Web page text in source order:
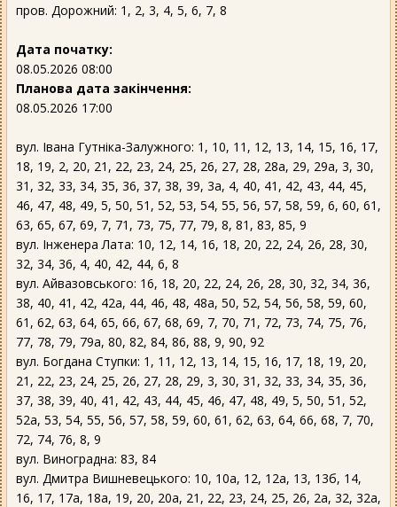
пров. Дорожний: 1, 2, 3, 4, 5, 6, 7, 8
Дата початку:
08.05.2026 08:00
Планова дата закінчення:
08.05.2026 17:00
вул. Івана Гутніка-Залужного: 1, 10, 11, 12, 13, 14, 15, 16, 17,
18, 19, 2, 20, 21, 22, 23, 24, 25, 26, 27, 28, 28а, 29, 29а, 3, 30,
31, 32, 33, 34, 35, 36, 37, 38, 39, 3а, 4, 40, 41, 42, 43, 44, 45,
46, 47, 48, 49, 5, 50, 51, 52, 53, 54, 55, 56, 57, 58, 59, 6, 60, 61,
63, 65, 67, 69, 7, 71, 73, 75, 77, 79, 8, 81, 83, 85, 9
вул. Інженера Лата: 10, 12, 14, 16, 18, 20, 22, 24, 26, 28, 30,
32, 34, 36, 4, 40, 42, 44, 6, 8
вул. Айвазовського: 16, 18, 20, 22, 24, 26, 28, 30, 32, 34, 36,
38, 40, 41, 42, 42а, 44, 46, 48, 48а, 50, 52, 54, 56, 58, 59, 60,
61, 62, 63, 64, 65, 66, 67, 68, 69, 7, 70, 71, 72, 73, 74, 75, 76,
77, 78, 79, 79а, 80, 82, 84, 86, 88, 9, 90, 92
вул. Богдана Ступки: 1, 11, 12, 13, 14, 15, 16, 17, 18, 19, 20,
21, 22, 23, 24, 25, 26, 27, 28, 29, 3, 30, 31, 32, 33, 34, 35, 36,
37, 38, 39, 40, 41, 42, 43, 44, 45, 46, 47, 48, 49, 5, 50, 51, 52,
52а, 53, 54, 55, 56, 57, 58, 59, 60, 61, 62, 63, 64, 66, 68, 7, 70,
72, 74, 76, 8, 9
вул. Виноградна: 83, 84
вул. Дмитра Вишневецького: 10, 10а, 12, 12а, 13, 13б, 14,
16, 17, 17а, 18а, 19, 20, 20а, 21, 22, 23, 24, 25, 26, 2а, 32, 32а,